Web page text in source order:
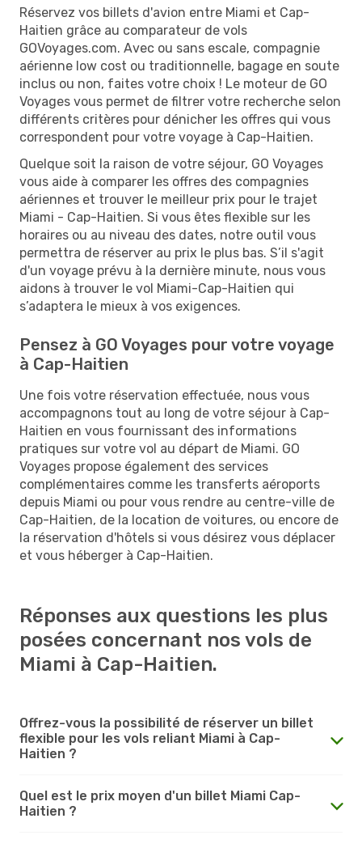
Réservez vos billets d'avion entre Miami et Cap-
Haitien grâce au comparateur de vols
GOVoyages.com. Avec ou sans escale, compagnie
aérienne low cost ou traditionnelle, bagage en soute
inclus ou non, faites votre choix ! Le moteur de GO
Voyages vous permet de filtrer votre recherche selon
différents critères pour dénicher les offres qui vous
correspondent pour votre voyage à Cap-Haitien.
Quelque soit la raison de votre séjour, GO Voyages
vous aide à comparer les offres des compagnies
aériennes et trouver le meilleur prix pour le trajet
Miami - Cap-Haitien. Si vous êtes flexible sur les
horaires ou au niveau des dates, notre outil vous
permettra de réserver au prix le plus bas. S’il s'agit
d'un voyage prévu à la dernière minute, nous vous
aidons à trouver le vol Miami-Cap-Haitien qui
s’adaptera le mieux à vos exigences.
Pensez à GO Voyages pour votre voyage
à Cap-Haitien
Une fois votre réservation effectuée, nous vous
accompagnons tout au long de votre séjour à Cap-
Haitien en vous fournissant des informations
pratiques sur votre vol au départ de Miami. GO
Voyages propose également des services
complémentaires comme les transferts aéroports
depuis Miami ou pour vous rendre au centre-ville de
Cap-Haitien, de la location de voitures, ou encore de
la réservation d'hôtels si vous désirez vous déplacer
et vous héberger à Cap-Haitien.
Réponses aux questions les plus
posées concernant nos vols de
Miami à Cap-Haitien.
Offrez-vous la possibilité de réserver un billet
flexible pour les vols reliant Miami à Cap-
Haitien ?
Quel est le prix moyen d'un billet Miami Cap-
Haitien ?